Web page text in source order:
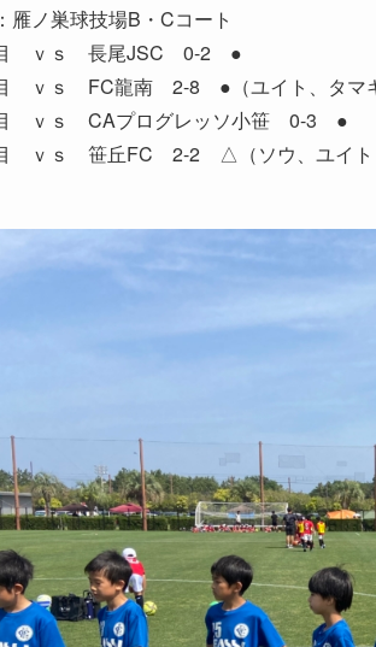
雁ノ巣球技場B・Cコート
ｖｓ 長尾JSC 0-2 ●
ｖｓ FC龍南 2-8 ●（ユイト、タマ
ｖｓ CAプログレッソ小笹 0-3 ●
ｖｓ 笹丘FC 2-2 △（ソウ、ユイト